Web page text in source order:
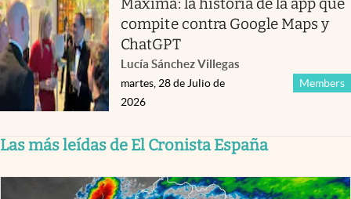
compite contra Google Maps y
ChatGPT
Lucía Sánchez Villegas
Members
martes, 28 de Julio de
2026
Las más leídas de El Cronista España